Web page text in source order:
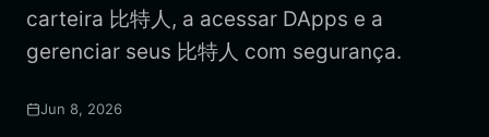
carteira 比特人, a acessar DApps e a
gerenciar seus 比特人 com segurança.
Jun 8, 2026